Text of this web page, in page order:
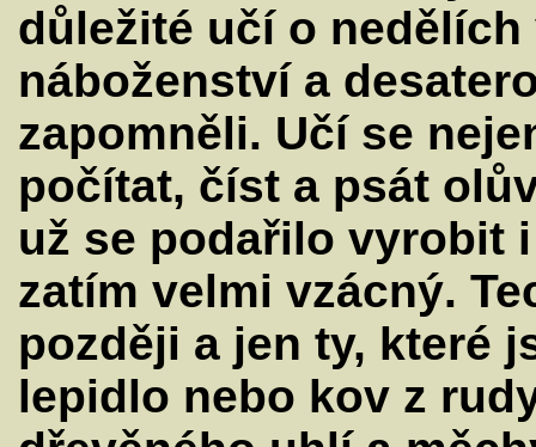
důležité učí o
náboženství a
zapomněli. Učí se
počítat, číst a psát
už se podařilo vyrobit
zatím velmi vzácný.
později a jen ty, které
lepidlo nebo kov z